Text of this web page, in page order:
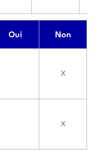
Oui Non
X
X